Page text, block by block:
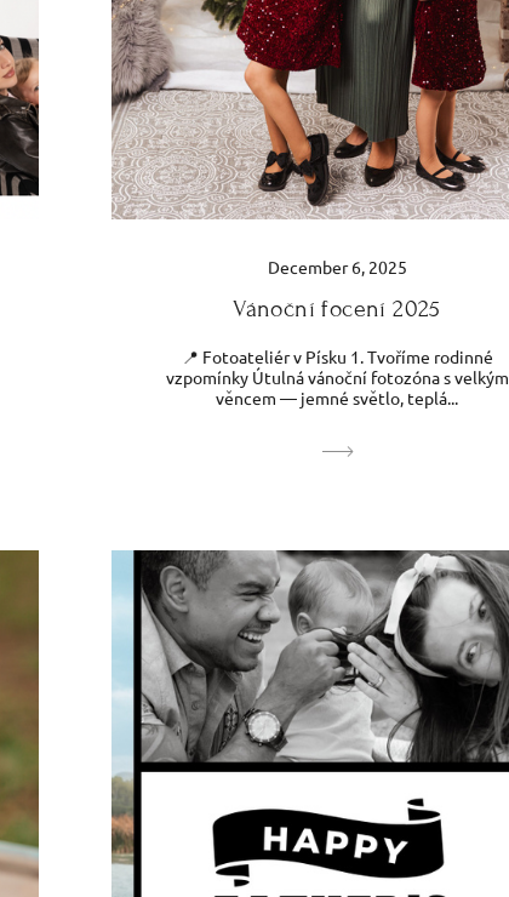
December 6, 2025
Vánoční focení 2025
📍 Fotoateliér v Písku 1. Tvoříme rodinné
vzpomínky Útulná vánoční fotozóna s velkým
věncem — jemné světlo, teplá...